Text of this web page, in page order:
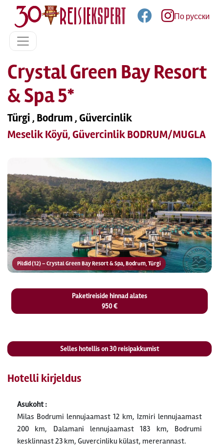
По русски
Crystal Green Bay Resort
& Spa 5*
Türgi , Bodrum , Güvercinlik
Meselik Köyü, Güvercinlik BODRUM/MUGLA
Pildid (12) – Crystal Green Bay Resort & Spa, Bodrum, Türgi
Paketireiside hinnad alates
950 €
Selles hotellis on30reisipakkumist
Hotelli kirjeldus
Asukoht :
Milas Bodrumi lennujaamast 12 km, Izmiri lennujaamast
200 km, Dalamani lennujaamast 183 km, Bodrumi
kesklinnast 23 km, Guvercinliku külast, mererannast.